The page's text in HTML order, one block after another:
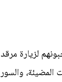
لزيارة مرقد
المضيئة، والسور